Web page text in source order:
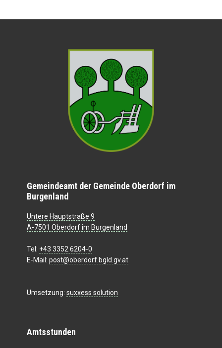
Gemeindeamt der Gemeinde Oberdorf im
Burgenland
Untere Hauptstraße 9
A-7501 Oberdorf im Burgenland
Tel: +43 3352 6204-0
E-Mail: post@oberdorf.bgld.gv.at
Umsetzung: suxxess solution
Amtsstunden